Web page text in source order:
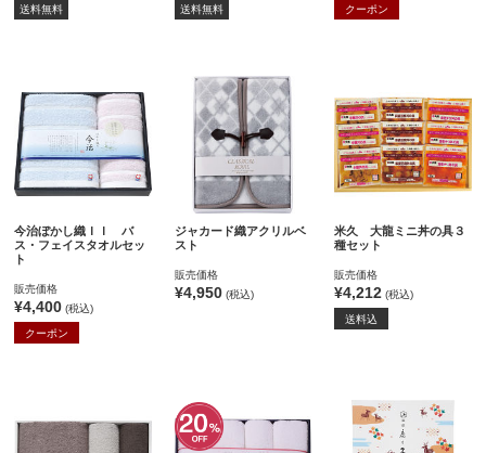
送料無料 送料無料 クーポン
今治ぼかし織ＩＩ バ
ス・フェイスタオルセッ
ト
販売価格
¥4,400 (税込)
クーポン
ジャカード織アクリルベ
スト
販売価格
¥4,950(税込)
米久 大龍ミニ丼の具３
種セット
販売価格
¥4,212 (税込)
送料込